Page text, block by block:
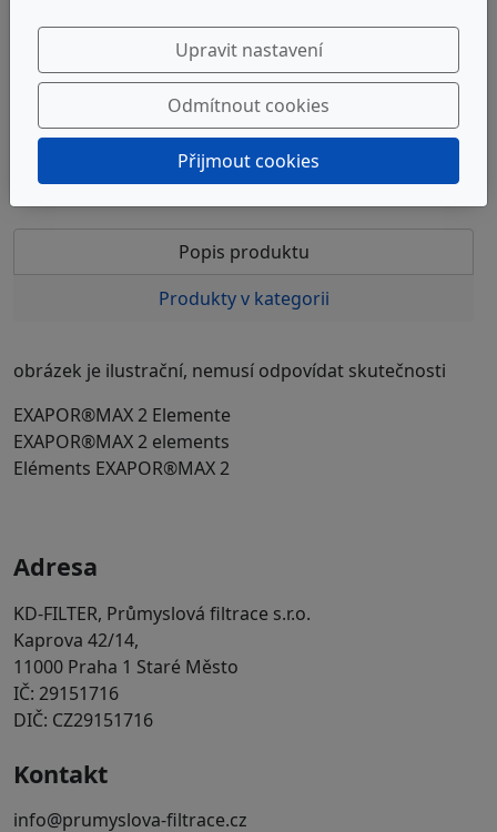
u dodavatele
1 108 Kčbez DPH
Popis produktu
Produkty v kategorii
obrázek je ilustrační, nemusí odpovídat skutečnosti
EXAPOR®MAX 2 Elemente
EXAPOR®MAX 2 elements
Eléments EXAPOR®MAX 2
Adresa
KD-FILTER, Průmyslová filtrace s.r.o.
Kaprova 42/14,
11000 Praha 1 Staré Město
IČ: 29151716
DIČ: CZ29151716
Kontakt
info@prumyslova-filtrace.cz
Upravit nastavení
Odmítnout cookies
Přijmout cookies